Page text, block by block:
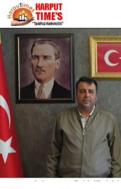
Gururunu Yaşıyoruz”